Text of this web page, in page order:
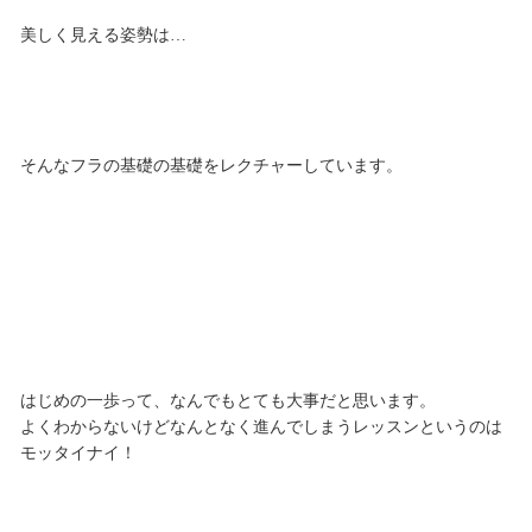
美しく見える姿勢は…
そんなフラの基礎の基礎をレクチャーしています。
はじめの一歩って、なんでもとても大事だと思います。
よくわからないけどなんとなく進んでしまうレッスンというのは
モッタイナイ！